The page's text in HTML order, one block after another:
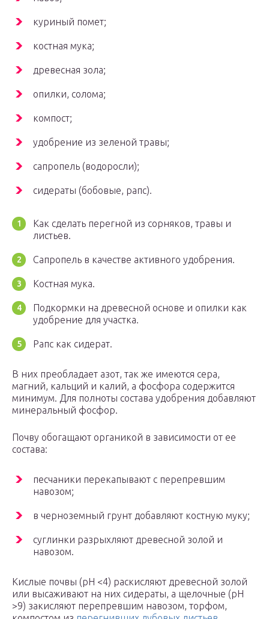
куриный помет;
костная мука;
древесная зола;
опилки, солома;
компост;
удобрение из зеленой травы;
сапропель (водоросли);
сидераты (бобовые, рапс).
Как сделать перегной из сорняков, травы и
листьев.
Сапропель в качестве активного удобрения.
Костная мука.
Подкормки на древесной основе и опилки как
удобрение для участка.
Рапс как сидерат.
В них преобладает азот, так же имеются сера,
магний, кальций и калий, а фосфора содержится
минимум. Для полноты состава удобрения добавляют
минеральный фосфор.
Почву обогащают органикой в зависимости от ее
состава:
песчаники перекапывают с перепревшим
навозом;
в черноземный грунт добавляют костную муку;
суглинки разрыхляют древесной золой и
навозом.
Кислые почвы (рН <4) раскисляют древесной золой
или высаживают на них сидераты, а щелочные (pH
>9) закисляют перепревшим навозом, торфом,